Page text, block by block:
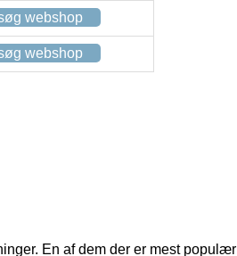
webshop
webshop
En af dem der er mest populær